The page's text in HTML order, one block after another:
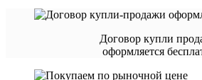
Договор купли
оформляется